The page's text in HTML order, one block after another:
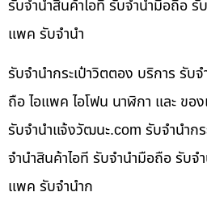
รับจำนำสินค้าไอที รับจำนำมือถือ รั
แพค รับจำนำ
รับจำนำกระเป๋าวิตตอง บริการ รับ
ถือ ไอแพค ไอโฟน นาฬิกา และ ขอ
รับจํานําแจ้งวัฒนะ.com รับจำนำก
จำนำสินค้าไอที รับจำนำมือถือ รับจ
แพค รับจำนำก